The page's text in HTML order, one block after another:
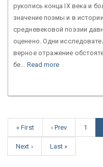
рукопись конца IX века и
значение поэмы и в
средневековой поэзии
оценено. Одни
верное отражение
бе... Read more
« First ‹ Prev 1
Next › Last »